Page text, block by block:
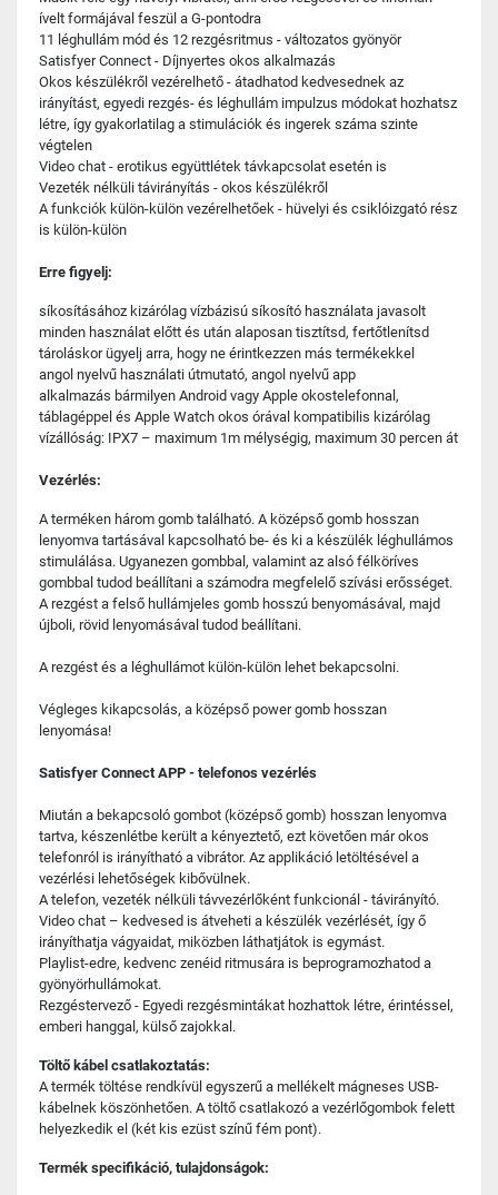
ívelt formájával feszül a G-pontodra
11 léghullám mód és 12 rezgésritmus - változatos gyönyör
Satisfyer Connect - Díjnyertes okos alkalmazás
Okos készülékről vezérelhető - átadhatod kedvesednek az
irányítást, egyedi rezgés- és léghullám impulzus módokat hozhatsz
létre, így gyakorlatilag a stimulációk és ingerek száma szinte
végtelen
Video chat - erotikus együttlétek távkapcsolat esetén is
Vezeték nélküli távirányítás - okos készülékről
A funkciók külön-külön vezérelhetőek - hüvelyi és csiklóizgató rész
is külön-külön
Erre figyelj:
síkosításához kizárólag vízbázisú síkosító használata javasolt
minden használat előtt és után alaposan tisztítsd, fertőtlenítsd
tároláskor ügyelj arra, hogy ne érintkezzen más termékekkel
angol nyelvű használati útmutató, angol nyelvű app
alkalmazás bármilyen Android vagy Apple okostelefonnal,
táblagéppel és Apple Watch okos órával kompatibilis kizárólag
vízállóság: IPX7 – maximum 1m mélységig, maximum 30 percen át
Vezérlés:
A terméken három gomb található. A középső gomb hosszan
lenyomva tartásával kapcsolható be- és ki a készülék léghullámos
stimulálása. Ugyanezen gombbal, valamint az alsó félköríves
gombbal tudod beállítani a számodra megfelelő szívási erősséget.
A rezgést a felső hullámjeles gomb hosszú benyomásával, majd
újboli, rövid lenyomásával tudod beállítani.
A rezgést és a léghullámot külön-külön lehet bekapcsolni.
Végleges kikapcsolás, a középső power gomb hosszan
lenyomása!
Satisfyer Connect APP - telefonos vezérlés
Miután a bekapcsoló gombot (középső gomb) hosszan lenyomva
tartva, készenlétbe került a kényeztető, ezt követően már okos
telefonról is irányítható a vibrátor. Az applikáció letöltésével a
vezérlési lehetőségek kibővülnek.
A telefon, vezeték nélküli távvezérlőként funkcionál - távirányító.
Video chat – kedvesed is átveheti a készülék vezérlését, így ő
irányíthatja vágyaidat, miközben láthatjátok is egymást.
Playlist-edre, kedvenc zenéid ritmusára is beprogramozhatod a
gyönyörhullámokat.
Rezgéstervező - Egyedi rezgésmintákat hozhattok létre, érintéssel,
emberi hanggal, külső zajokkal.
Töltő kábel csatlakoztatás:
A termék töltése rendkívül egyszerű a mellékelt mágneses USB-
kábelnek köszönhetően. A töltő csatlakozó a vezérlőgombok felett
helyezkedik el (két kis ezüst színű fém pont).
Termék specifikáció, tulajdonságok: